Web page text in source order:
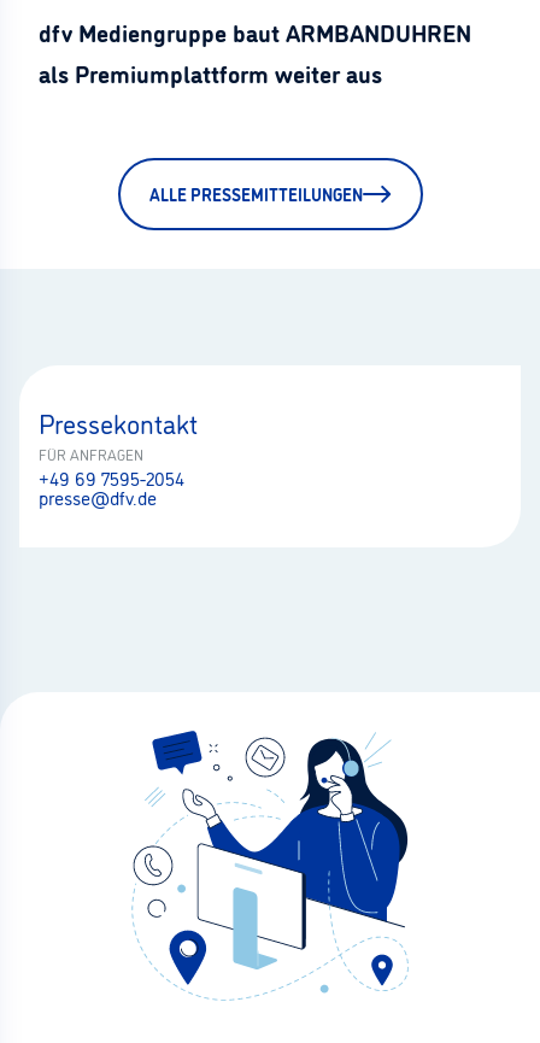
dfv Mediengruppe baut ARMBANDUHREN
als Premiumplattform weiter aus
ALLE PRESSEMITTEILUNGEN
Pressekontakt
FÜR ANFRAGEN
+49 69 7595-2054
presse@dfv.de